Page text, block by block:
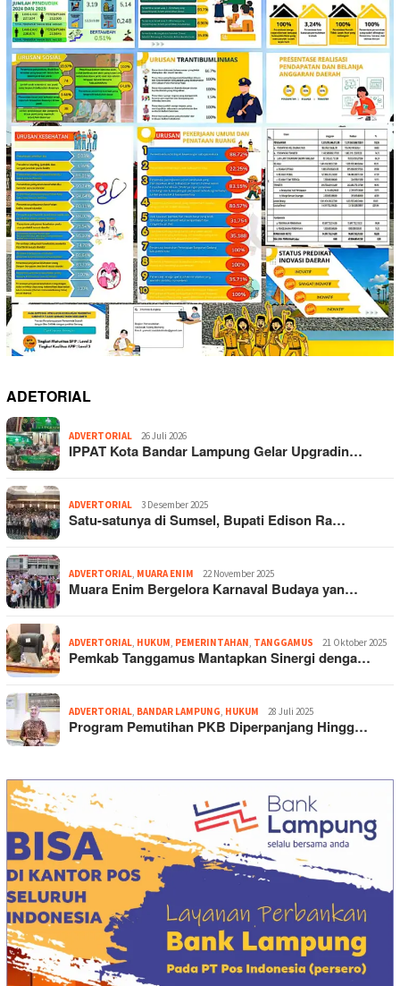
ADETORIAL
ADVERTORIAL 26 Juli 2026
IPPAT Kota Bandar Lampung Gelar Upgradin…
ADVERTORIAL 3 Desember 2025
Satu-satunya di Sumsel, Bupati Edison Ra…
ADVERTORIAL MUARA ENIM 22 November 2025
Muara Enim Bergelora Karnaval Budaya yan…
ADVERTORIAL HUKUM PEMERINTAHAN TANGGAMUS 21 Oktober 2025
Pemkab Tanggamus Mantapkan Sinergi denga…
ADVERTORIAL BANDAR LAMPUNG HUKUM 28 Juli 2025
Program Pemutihan PKB Diperpanjang Hingg…